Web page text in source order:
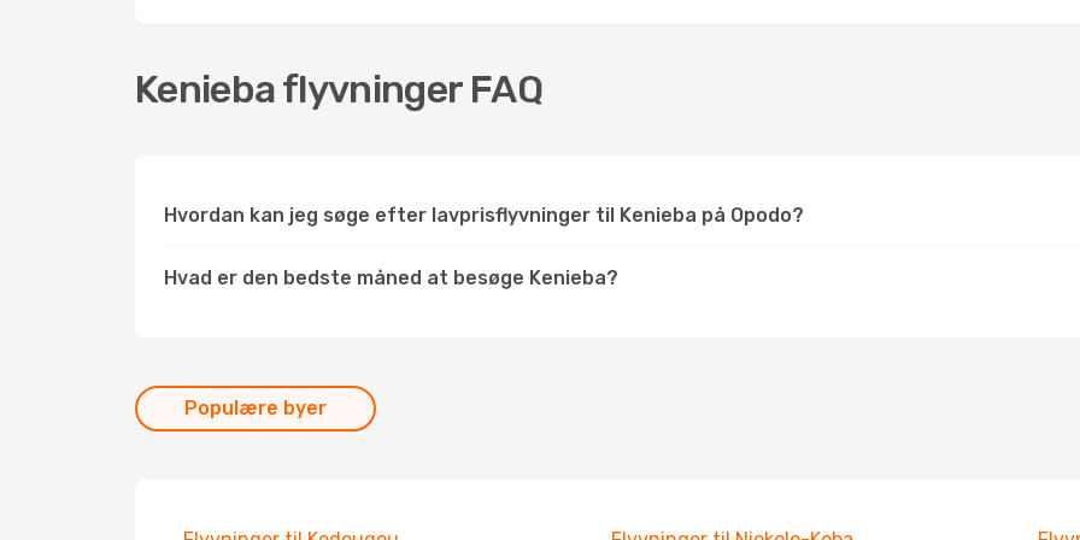
Kenieba flyvninger FAQ
Hvordan kan jeg søge efter lavprisflyvninger til Kenieba på Opodo?
Hvad er den bedste måned at besøge Kenieba?
Populære byer